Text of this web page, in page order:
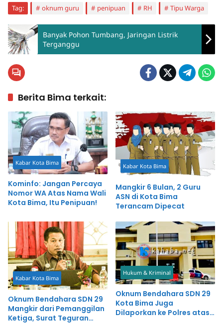
Tag: oknum guru penipuan RH Tipu Warga
Banyak Pohon Tumbang, Jaringan Listrik
Terganggu
Berita Bima terkait:
Kabar Kota Bima
Kominfo: Jangan Percaya
Nomor WA Atas Nama Wali
Kota Bima, Itu Penipuan!
Kabar Kota Bima
Mangkir 6 Bulan, 2 Guru
ASN di Kota Bima
Terancam Dipecat
Kabar Kota Bima
Oknum Bendahara SDN 29
Mangkir dari Pemanggilan
Ketiga, Surat Teguran
Hukum & Kriminal
Oknum Bendahara SDN 29
Kota Bima Juga
Dilaporkan ke Polres atas